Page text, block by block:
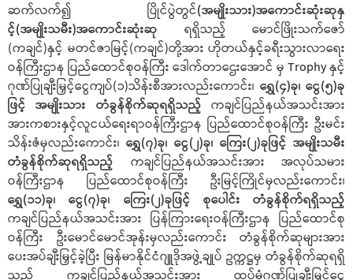
ဆက်လက်၍ ပြိုင်ပွဲတွင်(အမျိုးသား)အကောင်းဆုံးဆုနှ
င့်(အမျိုးသမီး)အကောင်းဆုံးဆု ရရှိသည့် မောင်ဖြိုးသက်ဇော်
(ကချင်)နှင့် မတင်ဇာမြင့်(ကချင်)တို့အား ဟိုတယ်နှင့်ခရီးသွားလာရေး
ဝန်ကြီးဌာန ပြည်ထောင်စုဝန်ကြီး ဒေါက်တာဌေးအောင် မှ Trophy နှင့်
ဂုဏ်ပြုချီးမြှင့်ငွေကျပ်(၁)သိန်းစီအားလည်းကောင်း၊ ရွှေ(၄)ခု၊ ငွေ(၅)ခု
ဖြင့် အမျိုးသား တံခွန်စိုက်ဆုရရှိသည့် ကချင်ပြည်နယ်အသင်းအား
အားကစားနှင့်လူငယ်ရေးရာဝန်ကြီးဌာန ပြည်ထောင်စုဝန်ကြီး ဦးမင်း
သိန်းဇံမှလည်းကောင်း၊ ရွှေ(၇)ခု၊ ငွေ(၂)ခု၊ ကြေး(၂)ခုဖြင့် အမျိုးသမီး
တံခွန်စိုက်ဆုရရှိသည့် ကချင်ပြည်နယ်အသင်းအား အလုပ်သမား
ဝန်ကြီးဌာန ပြည်ထောင်စုဝန်ကြီး ဦးမြင့်ကြိုင်မှလည်းကောင်း၊
ရွှေ(၁၁)ခု၊ ငွေ(၇)ခု၊ ကြေး(၂)ခုဖြင့် စုပေါင်း တံခွန်စိုက်ရရှိသည့်
ကချင်ပြည်နယ်အသင်းအား ပြန်ကြားရေးဝန်ကြီးဌာန ပြည်ထောင်စု
ဝန်ကြီး ဦးမောင်မောင်အုန်းမှလည်းကောင်း တံခွန်စိုက်ဆုများအား
ပေးအပ်ချီးမြှင့်ခဲ့ပြီး မြန်မာနိုင်ငံဂျူဒိုအဖွဲ့ချုပ် ဥက္ကဋ္ဌမှ တံခွန်စိုက်ဆုရရှိ
သည့် ကချင်ပြည်နယ်အသင်းအား ထပ်မံဂုဏ်ပြုချီးမြှင့်ငွေ